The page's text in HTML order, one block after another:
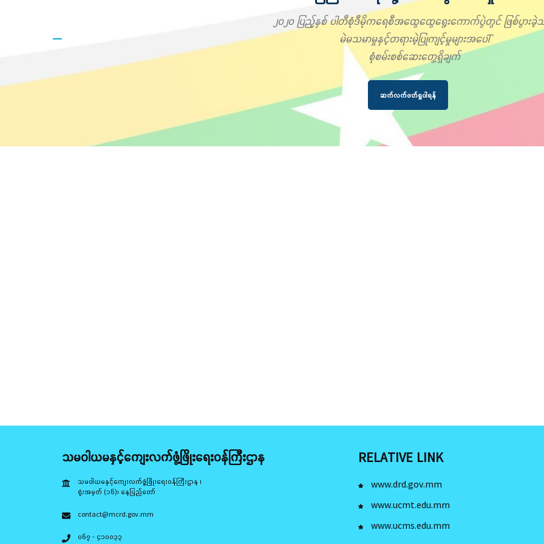
၂၀၂၀ ပြည့်နှစ် ပါတီစုံဒီမိုကရေစီအထွေထွေရွေးကောက်ပွဲတွင် ဖြစ်ပွား
မဲမသမာမှုနှင့်တရားမဲ့ပြုကျင့်မှုများအပေါ်
စုံစမ်းစစ်ဆေးတွေ့ရှိချက်
ဆက်လက်ဖတ်ရှုပါရန်
သမဝါယမနှင့်ကျေးလက်ဖွံ့ဖြိုးရေးဝန်ကြီးဌာန
သမဝါယမနှင့်ကျေးလက်ဖွံ့ဖြိုးရေးဝန်ကြီးဌာန ၊
ရုံးအမှတ် (၁၆)၊ နေပြည်တော်
contact@mcrd.gov.mm
၀၆၇ - ၄၁၀၀၃၃
RELATIVE LINK
www.drd.gov.mm
www.ucmt.edu.mm
www.ucms.edu.mm